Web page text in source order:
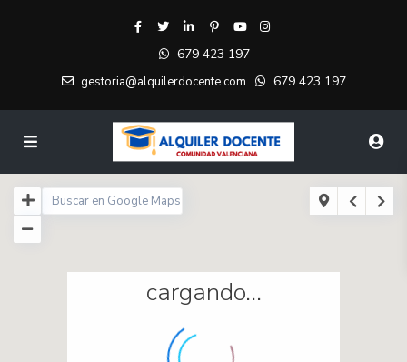
679 423 197
gestoria@alquilerdocente.com 679 423 197
cargando...